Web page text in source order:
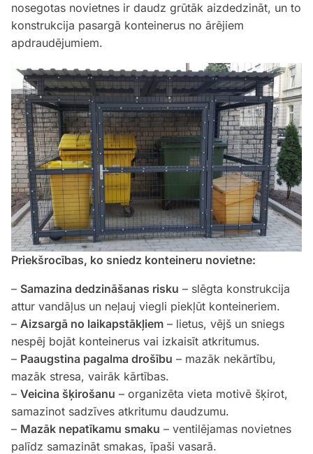
nosegotas novietnes ir daudz grūtāk aizdedzināt, un to
konstrukcija pasargā konteinerus no ārējiem
apdraudējumiem.
Priekšrocības, ko sniedz konteineru novietne:
– Samazina dedzināšanas risku – slēgta konstrukcija
attur vandāļus un neļauj viegli piekļūt konteineriem.
– Aizsargā no laikapstākļiem – lietus, vējš un sniegs
nespēj bojāt konteinerus vai izkaisīt atkritumus.
– Paaugstina pagalma drošību – mazāk nekārtību,
mazāk stresa, vairāk kārtības.
– Veicina šķirošanu – organizēta vieta motivē šķirot,
samazinot sadzīves atkritumu daudzumu.
– Mazāk nepatīkamu smaku – ventilējamas novietnes
palīdz samazināt smakas, īpaši vasarā.